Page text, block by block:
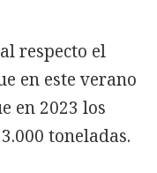
respecto el
en este verano
en 2023 los
toneladas.